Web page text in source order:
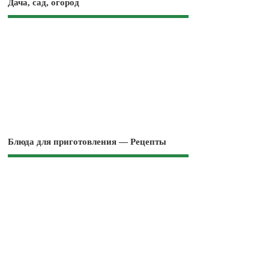
Дача, сад, огород
Блюда для приготовления — Рецепты